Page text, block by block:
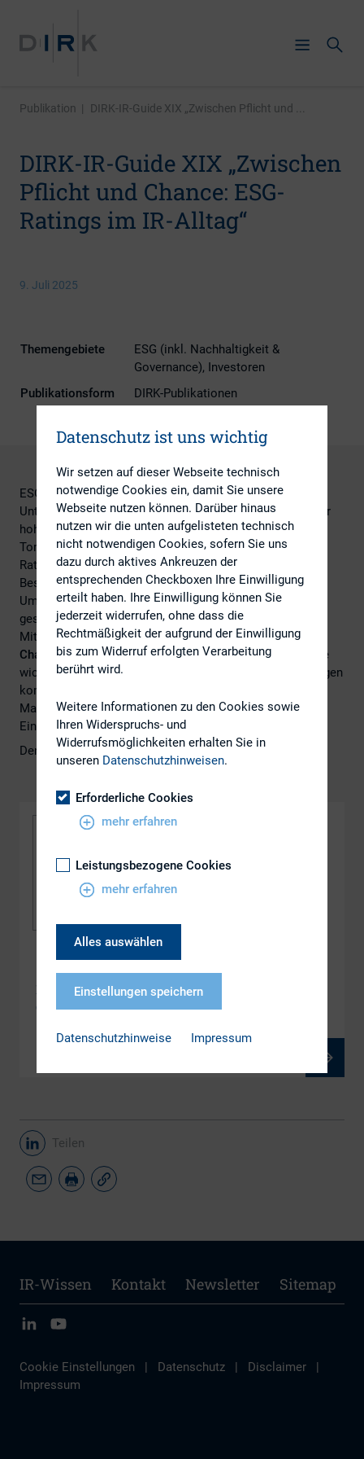
Publikation | DIRK-IR-Guide XIX „Zwischen Pflicht und ...
DIRK-IR-Guide XIX „Zwischen
Pflicht und Chance: ESG-
Ratings im IR-Alltag“
9. Juli 2025
Themengebiete
ESG (inkl. Nachhaltigkeit &
Governance), Investoren
Publikationsform
DIRK-Publikationen
ESG-Ratings haben großen Einfluss auf Investments und
Unternehmensstrategien, stellen Unternehmen jedoch vor
hohe Anforderungen. Eine Studie von DIRK und Via
Tomorrow Consulting zeigt, wie Unternehmen mit ESG-
Ratings umgehen, welche Anbieter relevant sind und wie
Best Practices den Aufwand reduzieren können. In
Umfragen und Interviews wurden zudem Insider-Tipps
gesammelt und auf zukünftige Trends geblickt.
Mit demDIRK-IR-Guide Band XIX: „Zwischen Pflicht und
Chance: ESG-Ratings im IR-Alltag“möchten wir Ihnen die
wichtigsten Erkenntnisse und konkrete Praxisempfehlungen
kompakt an die Hand geben – von strategischem Rating-
Management über interne Zusammenarbeit bis zur
Einordnung der neuen CSRD-Anforderungen.
Den DIRK-IR-Guide können Sie hier downloaden:
DIRK-IR-Guide Band XIX – Zwischen Pflicht und
Chance: ESG-Ratings im IR-Alltag
Teilen
IR-Wissen Kontakt Newsletter Sitemap
Cookie Einstellungen Datenschutz Disclaimer
Impressum
Datenschutz ist uns wichtig
Wir setzen auf dieser Webseite technisch
notwendige Cookies ein, damit Sie unsere
Webseite nutzen können. Darüber hinaus
nutzen wir die unten aufgelisteten technisch
nicht notwendigen Cookies, sofern Sie uns
dazu durch aktives Ankreuzen der
entsprechenden Checkboxen Ihre Einwilligung
erteilt haben. Ihre Einwilligung können Sie
jederzeit widerrufen, ohne dass die
Rechtmäßigkeit der aufgrund der Einwilligung
bis zum Widerruf erfolgten Verarbeitung
berührt wird.
Weitere Informationen zu den Cookies sowie
Ihren Widerspruchs- und
Widerrufsmöglichkeiten erhalten Sie in
unseren Datenschutzhinweisen.
Erforderliche Cookies
mehr erfahren
Leistungsbezogene Cookies
mehr erfahren
Alles auswählen
Einstellungen speichern
Datenschutzhinweise Impressum